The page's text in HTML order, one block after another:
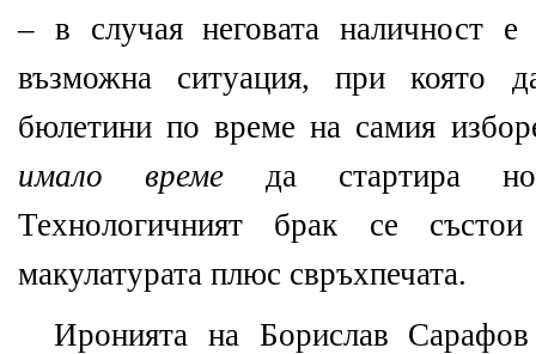
– в случая неговата наличност е
възможна ситуация, при която
бюлетини по време на самия
имало време да стартира
Технологичният брак се
макулатурата плюс свръхпечата.
Иронията на Борислав